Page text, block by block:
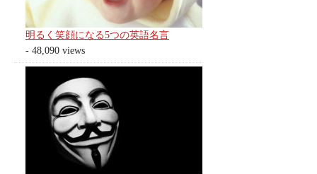
明るく笑顔になる5つの英語名言
- 48,090 views